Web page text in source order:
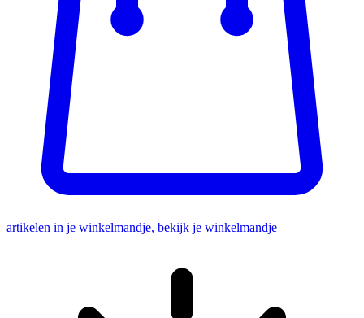
artikelen in je winkelmandje, bekijk je winkelmandje